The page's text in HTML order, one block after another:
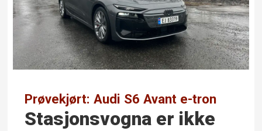
Prøvekjørt: Audi S6 Avant e-tron
Stasjonsvogna er ikke